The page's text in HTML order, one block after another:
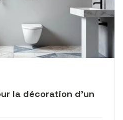
la décoration d’un